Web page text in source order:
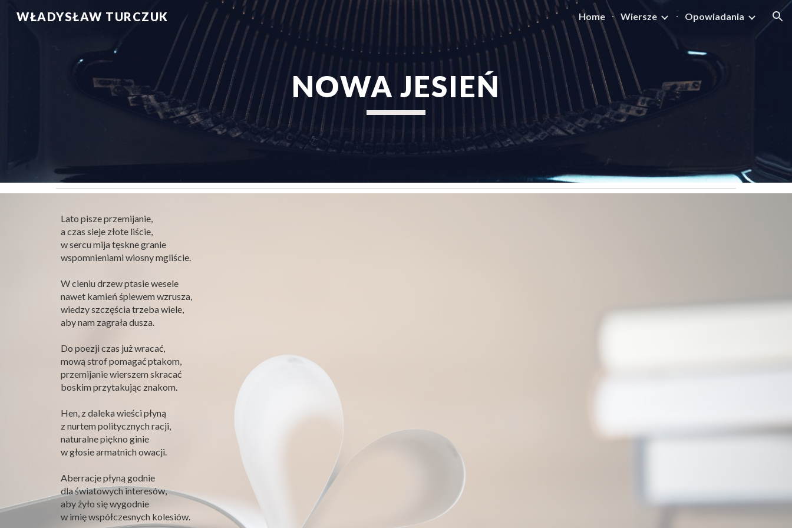
Skip to main content Skip to navigation
WŁADYSŁAW TURCZUK Home Wiersze Opowiadania
NOWA JESIEŃ
Lato pisze przemi­janie,
a czas sieje złote liś­cie,
w sercu mija tęskne granie
wspom­nieni­ami wiosny mgliście.
W cie­niu drzew ptasie wesele
nawet kamień śpiewem wzrusza,
wiedzy szczęś­cia trzeba wiele,
aby nam zagrała dusza.
Do poezji czas już wracać,
mową strof poma­gać ptakom,
przemi­janie wier­szem skra­cać
boskim przy­taku­jąc znakom.
Hen, z daleka wieści płyną
z nurtem poli­ty­cznych racji,
nat­u­ralne pię­kno ginie
w głosie armat­nich owacji.
Aber­racje płyną god­nie
dla świa­towych interesów,
aby żyło się wygod­nie
w imię współczes­nych kolesiów.